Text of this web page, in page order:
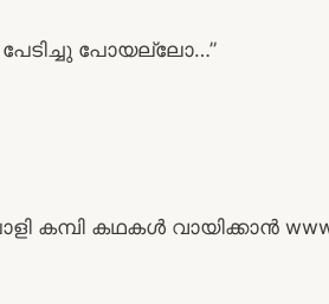
പോയല്ലോ…”
കമ്പി കഥകൾ വായിക്കാൻ